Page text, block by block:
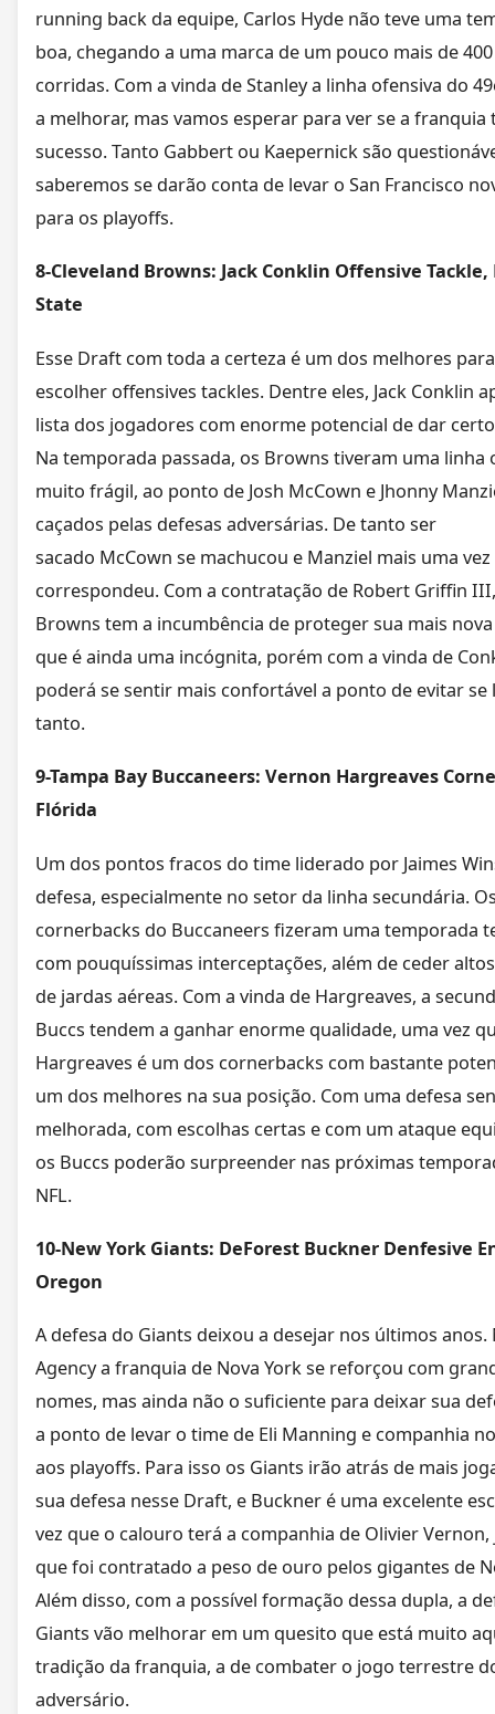
running back da equipe, Carlos Hyde não teve uma
boa, chegando a uma marca de um pouco mais de
corridas. Com a vinda de Stanley a linha ofensiva do
a melhorar, mas vamos esperar para ver se a franquia
sucesso. Tanto Gabbert ou Kaepernick são
saberemos se darão conta de levar o San Francisco
para os playoffs.
8-Cleveland Browns: Jack Conklin Offensive
State
Esse Draft com toda a certeza é um dos melhores
escolher offensives tackles. Dentre eles, Jack Conklin
lista dos jogadores com enorme potencial de dar
Na temporada passada, os Browns tiveram uma linha
muito frágil, ao ponto de Josh McCown e Jhonny
caçados pelas defesas adversárias. De tanto ser
sacado McCown se machucou e Manziel mais uma
correspondeu. Com a contratação de Robert Griffin
Browns tem a incumbência de proteger sua mais
que é ainda uma incógnita, porém com a vinda de
poderá se sentir mais confortável a ponto de evitar se
tanto.
9-Tampa Bay Buccaneers: Vernon Hargreaves
Flórida
Um dos pontos fracos do time liderado por Jaimes
defesa, especialmente no setor da linha secundária.
cornerbacks do Buccaneers fizeram uma temporada
com pouquíssimas interceptações, além de ceder
de jardas aéreas. Com a vinda de Hargreaves, a
Buccs tendem a ganhar enorme qualidade, uma vez
Hargreaves é um dos cornerbacks com bastante
um dos melhores na sua posição. Com uma defesa
melhorada, com escolhas certas e com um ataque
os Buccs poderão surpreender nas próximas
NFL.
10-New York Giants: DeForest Buckner Denfesive
Oregon
A defesa do Giants deixou a desejar nos últimos anos.
Agency a franquia de Nova York se reforçou com
nomes, mas ainda não o suficiente para deixar sua
a ponto de levar o time de Eli Manning e companhia
aos playoffs. Para isso os Giants irão atrás de mais
sua defesa nesse Draft, e Buckner é uma excelente
vez que o calouro terá a companhia de Olivier
que foi contratado a peso de ouro pelos gigantes de
Além disso, com a possível formação dessa dupla, a
Giants vão melhorar em um quesito que está muito
tradição da franquia, a de combater o jogo terrestre
adversário.